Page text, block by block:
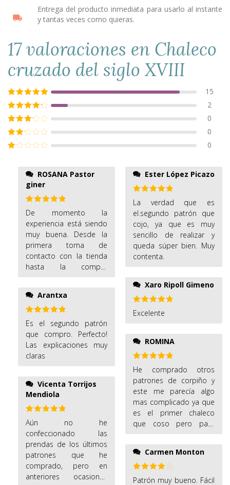
Entrega del producto inmediata para usarlo al instante
y tantas veces como quieras.
17 valoraciones en Chaleco
cruzado del siglo XVIII
Valorado con
5 de 5
15
Valorado
con 4de 5
2
Valorado
con3 de
5
0
Valorado
con2
0
0
giner
Valorado
con
de 5
De momento la
experiencia está siendo
muy buena. Desde la
primera toma de
contacto con la tienda
hasta la compra
explicaciones las veo
bastante coherentes.
Ahora solo falta
ponerlas en práctica
Arantxa
Valorado
con5 de 5
Es el segundo patrón
que compro. Perfecto!
Las explicaciones muy
claras
Mendiola
Valorado
con
Aún no he
confeccionado las
prendas de los últimos
patrones que he
comprado, pero en
anteriores ocasiones
Ester López Picazo
Valorado
con
de 5
La verdad que es
el.segundo patrón que
cojo, ya que es muy
sencillo de realizar y
queda súper bien. Muy
contenta.
Xaro Ripoll Gimeno
Valorado
con5de 5
Excelente
ROMINA
Valorado
con
de 5
He comprado otros
patrones de corpiño y
este me parecía algo
mas complicado ya que
es el primer chaleco
que coso pero para
quedado muy bonito,
estoy encantada con los
patrones!
Carmen Monton
Valorado
Patrón muy bueno. Fácil